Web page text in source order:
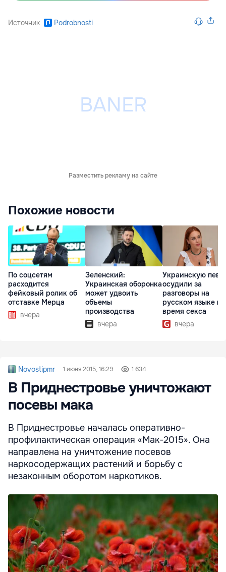
Источник Podrobnosti
Разместить рекламу на сайте
Похожие новости
По соцсетям
расходится
фейковый ролик об
отставке Мерца
вчера
Зеленский:
Украинская оборонка
может удвоить
объемы
производства
вчера
Украинскую
осудили за
разговоры на
русском языке во
время секса
вчера
Novostipmr 1 июня 2015, 16:29 1 634
В Приднестровье уничтожают
посевы мака
В Приднестровье началась оперативно-
профилактическая операция «Мак-2015». Она
направлена на уничтожение посевов
наркосодержащих растений и борьбу с
незаконным оборотом наркотиков.